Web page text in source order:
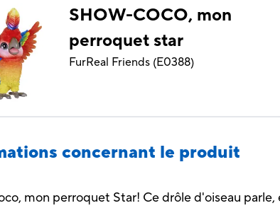
SHOW-COCO, mon
perroquet star
FurReal Friends (E0388)
concernant le produit
mon perroquet Star! Ce drôle d'oiseau